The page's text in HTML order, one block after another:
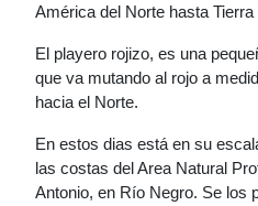
América del Norte hasta Tierra
El playero rojizo, es una
que va mutando al rojo a
hacia el Norte.
En estos dias está en su
las costas del Area Natural
Antonio, en Río Negro. Se los